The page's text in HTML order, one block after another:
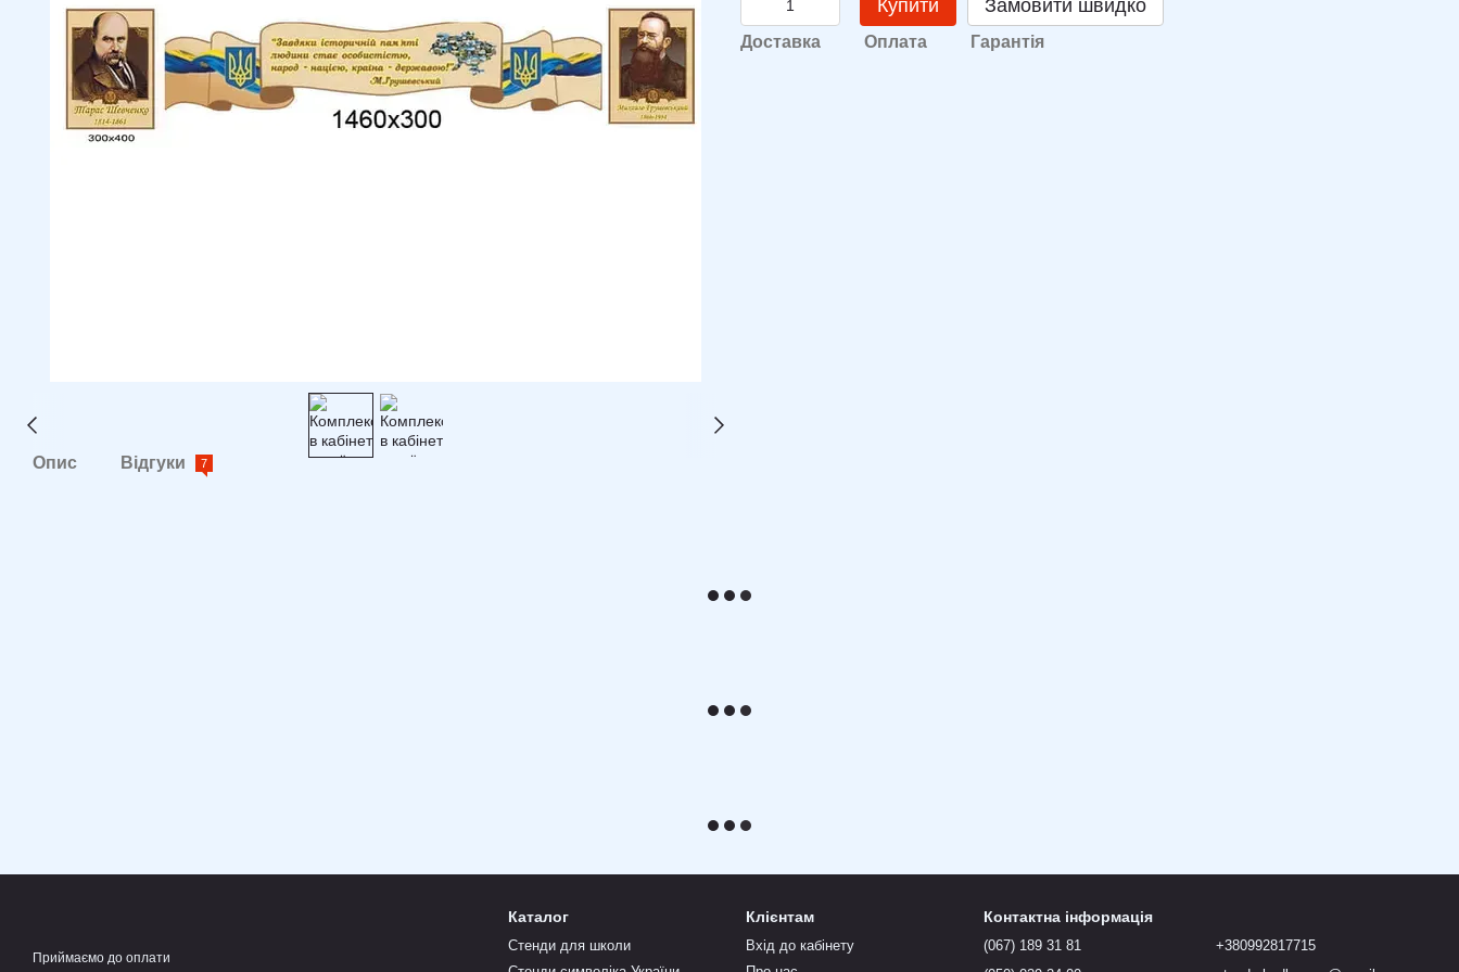
Опис Відгуки 7
Купити Замовити швидко
Доставка Оплата Гарантія
Приймаємо до оплати
Каталог
Стенди для школи
Клієнтам
Вхід до кабінету
Контактна інформація
(067) 189 31 81
+380992817715